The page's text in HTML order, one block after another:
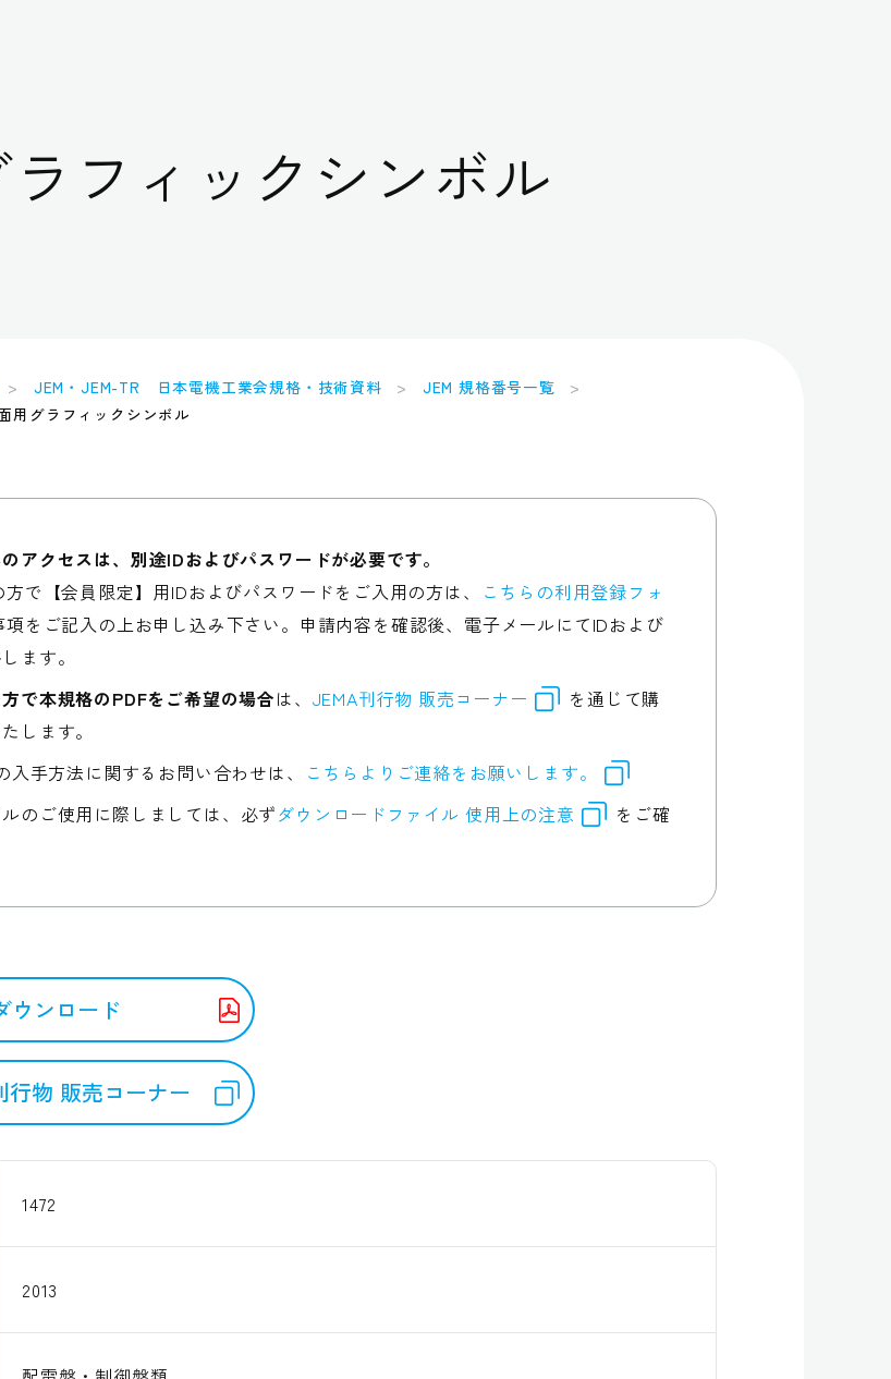
フィックシンボル
JEM・JEM-TR 日本電機工業会規格・技術資料
JEM 規格番号一覧
用グラフィックシンボル
アクセスは、別途IDおよびパスワードが必要です。
方で【会員限定】用IDおよびパスワードをご入用の方は、
こちらの利用登録フォ
項をご記入の上お申し込み下さい。申請内容を確認後、電子メールにてIDおよび
ます。
で本規格のPDFをご希望の場合は、 JEMA刊行物 販売コーナー
を通じて購
します。
入手方法に関するお問い合わせは、
こちらよりご連絡をお願いします。
のご使用に際しましては、必ずダウンロードファイル 使用上の注意
をご確
ウンロード
行物 販売コーナー
1472
2013